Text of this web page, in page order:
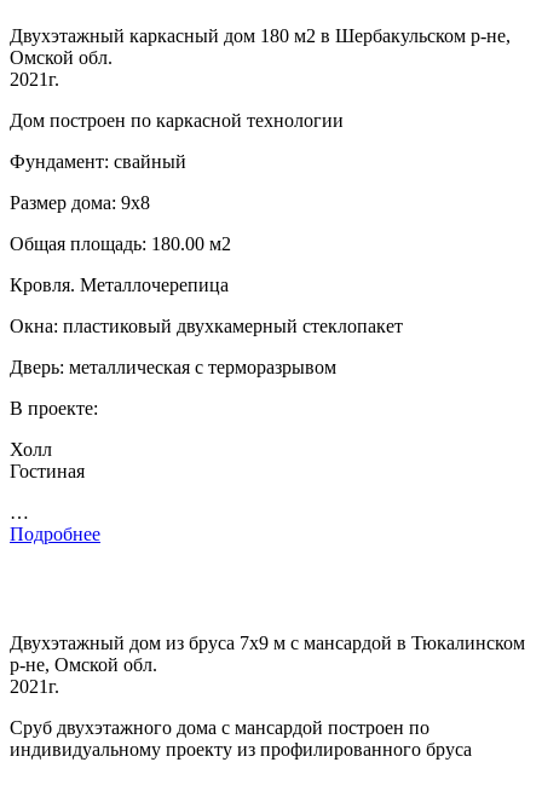
Двухэтажный каркасный дом 180 м2 в Шербакульском р-не,
Омской обл.
2021г.
Дом построен по каркасной технологии
Фундамент: свайный
Размер дома: 9х8
Общая площадь: 180.00 м2
Кровля. Металлочерепица
Окна: пластиковый двухкамерный стеклопакет
Дверь: металлическая с терморазрывом
В проекте:
Холл
Гостиная
…
Подробнее
Двухэтажный дом из бруса 7х9 м с мансардой в Тюкалинском
р-не, Омской обл.
2021г.
Сруб двухэтажного дома с мансардой построен по
индивидуальному проекту из профилированного бруса